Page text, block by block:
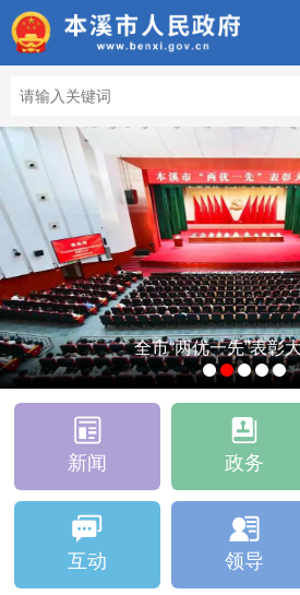
全市“两优一先”表彰
新闻 政务
互动 领导